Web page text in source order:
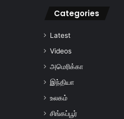
Categories
Latest
Videos
அமெரிக்கா
இந்தியா
உலகம்
சிங்கப்பூர்